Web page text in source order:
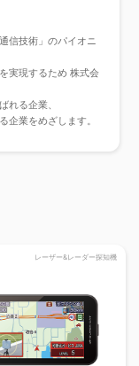
信技術」のパイオニ
実現するため 株式会
れる企業、
企業をめざします。
レーザー&レーダー探知機